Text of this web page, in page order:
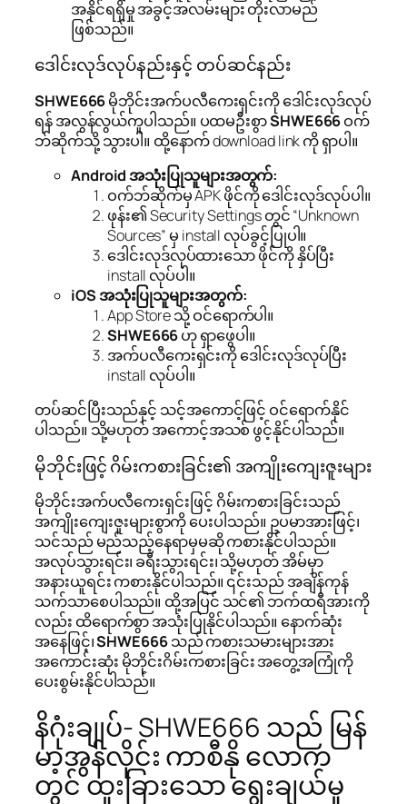
အနိုင်ရရှိမှု အခွင့်အလမ်းများ တိုးလာမည်
ဖြစ်သည်။
ဒေါင်းလုဒ်လုပ်နည်းနှင့် တပ်ဆင်နည်း
SHWE666မိုဘိုင်းအက်ပလီကေးရှင်းကို ဒေါင်းလုဒ်လုပ်
ရန် အလွန်လွယ်ကူပါသည်။ ပထမဦးစွာSHWE666ဝက်
ဘ်ဆိုက်သို့ သွားပါ။ ထို့နောက် download link ကို ရှာပါ။
Android အသုံးပြုသူများအတွက်:
ဝက်ဘ်ဆိုက်မှ APK ဖိုင်ကို ဒေါင်းလုဒ်လုပ်ပါ။
ဖုန်း၏ Security Settings တွင် “Unknown
Sources” မှ install လုပ်ခွင့်ပြုပါ။
ဒေါင်းလုဒ်လုပ်ထားသော ဖိုင်ကို နှိပ်ပြီး
install လုပ်ပါ။
iOS အသုံးပြုသူများအတွက်:
App Store သို့ ဝင်ရောက်ပါ။
SHWE666ဟု ရှာဖွေပါ။
အက်ပလီကေးရှင်းကို ဒေါင်းလုဒ်လုပ်ပြီး
install လုပ်ပါ။
တပ်ဆင်ပြီးသည်နှင့် သင့်အကောင့်ဖြင့် ဝင်ရောက်နိုင်
ပါသည်။ သို့မဟုတ် အကောင့်အသစ် ဖွင့်နိုင်ပါသည်။
မိုဘိုင်းဖြင့် ဂိမ်းကစားခြင်း၏ အကျိုးကျေးဇူးများ
မိုဘိုင်းအက်ပလီကေးရှင်းဖြင့် ဂိမ်းကစားခြင်းသည်
အကျိုးကျေးဇူးများစွာကို ပေးပါသည်။ ဥပမာအားဖြင့်၊
သင်သည် မည်သည့်နေရာမှမဆို ကစားနိုင်ပါသည်။
အလုပ်သွားရင်း၊ ခရီးသွားရင်း၊ သို့မဟုတ် အိမ်မှာ
အနားယူရင်း ကစားနိုင်ပါသည်။ ၎င်းသည် အချိန်ကုန်
သက်သာစေပါသည်။ ထို့အပြင် သင်၏ ဘက်ထရီအားကို
လည်း ထိရောက်စွာ အသုံးပြုနိုင်ပါသည်။ နောက်ဆုံး
အနေဖြင့်၊SHWE666သည် ကစားသမားများအား
အကောင်းဆုံး မိုဘိုင်းဂိမ်းကစားခြင်း အတွေ့အကြုံကို
ပေးစွမ်းနိုင်ပါသည်။
နိဂုံးချုပ်- SHWE666 သည် မြန်
မာ့အွန်လိုင်း ကာစီနို လောက
တွင် ထူးခြားသော ရွေးချယ်မှု